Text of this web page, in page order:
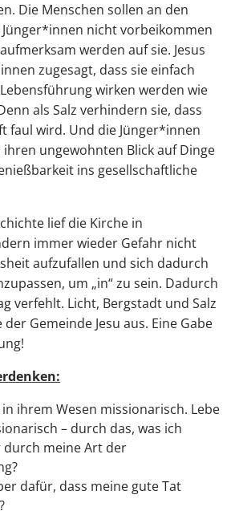
Die Menschen sollen an den
nicht vorbeikommen
werden auf sie. Jesus
zugesagt, dass sie einfach
wirken werden wie
als Salz verhindern sie, dass
faul wird. Und die Jünger*innen
ihren ungewohnten Blick auf Dinge
ins gesellschaftliche
lief die Kirche in
immer wieder Gefahr nicht
aufzufallen und sich dadurch
um „in“ zu sein. Dadurch
verfehlt. Licht, Bergstadt und Salz
Gemeinde Jesu aus. Eine Gabe
ihrem Wesen missionarisch. Lebe
– durch das, was ich
meine Art der
dafür, dass meine gute Tat